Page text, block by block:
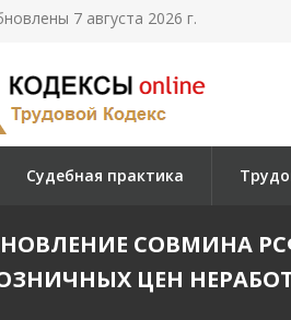
7 августа 2026 г.
Судебная практика
СОВМИНА
ЦЕН